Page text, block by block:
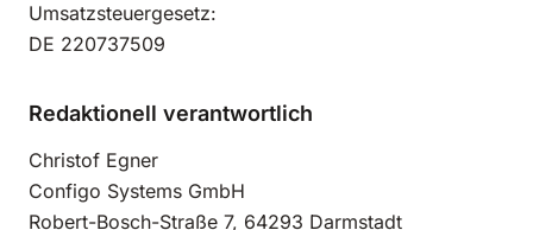
Umsatzsteuergesetz:
DE 220737509
Redaktionell verantwortlich
Christof Egner
Configo Systems GmbH
Robert-Bosch-Straße 7, 64293 Darmstadt